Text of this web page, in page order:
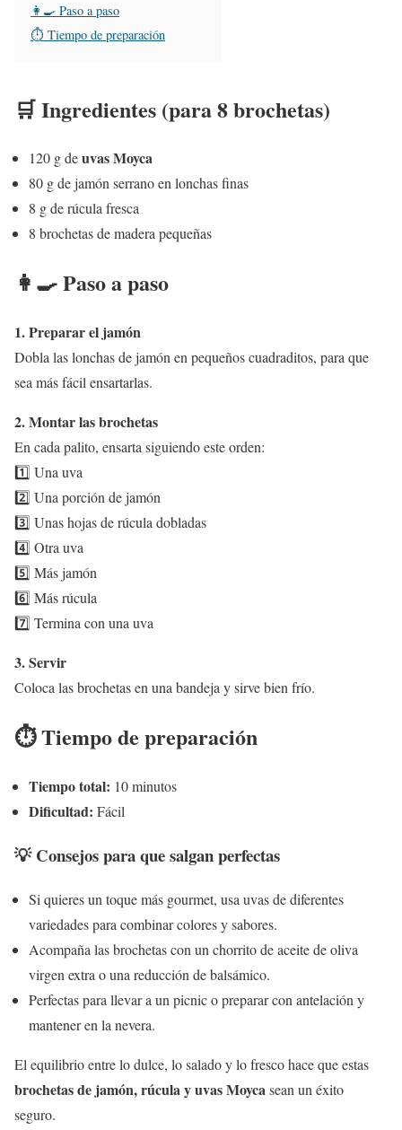
👩‍🍳 Paso a paso
⏱ Tiempo de preparación
🛒 Ingredientes (para 8 brochetas)
120 g deuvas Moyca
80 g de jamón serrano en lonchas finas
8 g de rúcula fresca
8 brochetas de madera pequeñas
👩‍🍳 Paso a paso
1. Preparar el jamón
Dobla las lonchas de jamón en pequeños cuadraditos, para que
sea más fácil ensartarlas.
2. Montar las brochetas
En cada palito, ensarta siguiendo este orden:
1️⃣ Una uva
2️⃣ Una porción de jamón
3️⃣ Unas hojas de rúcula dobladas
4️⃣ Otra uva
5️⃣ Más jamón
6️⃣ Más rúcula
7️⃣ Termina con una uva
3. Servir
Coloca las brochetas en una bandeja y sirve bien frío.
⏱ Tiempo de preparación
Tiempo total: 10 minutos
Dificultad: Fácil
💡 Consejos para que salgan perfectas
Si quieres un toque más gourmet, usa uvas de diferentes
variedades para combinar colores y sabores.
Acompaña las brochetas con un chorrito de aceite de oliva
virgen extra o una reducción de balsámico.
Perfectas para llevar a un picnic o preparar con antelación y
mantener en la nevera.
El equilibrio entre lo dulce, lo salado y lo fresco hace que estas
brochetas de jamón, rúcula y uvas Moyca sean un éxito
seguro.